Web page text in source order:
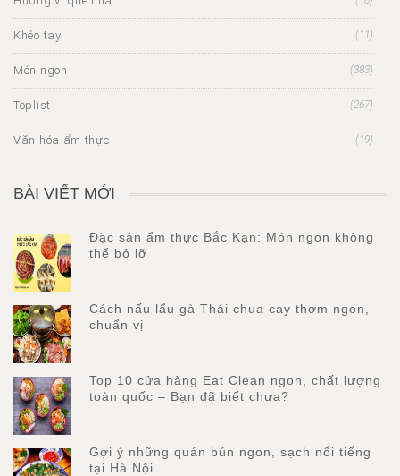
Khéo tay (11)
Món ngon (383)
Toplist (267)
Văn hóa ẩm thực (19)
BÀI VIẾT MỚI
Đặc sản ẩm thực Bắc Kạn: Món ngon không
thể bỏ lỡ
Cách nấu lẩu gà Thái chua cay thơm ngon,
chuẩn vị
Top 10 cửa hàng Eat Clean ngon, chất lượng
toàn quốc – Bạn đã biết chưa?
Gợi ý những quán bún ngon, sạch nổi tiếng
tại Hà Nội